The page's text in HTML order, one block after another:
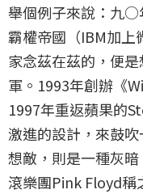
舉個例子來說：九○
霸權帝國（IBM加上
家念茲在茲的，便
軍。1993年創辦《
1997年重返蘋果的
激進的設計，來鼓
想敵，則是一種灰
滾樂團Pink Floyd稱